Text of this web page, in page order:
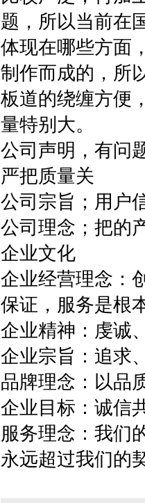
题，所以当前在
体现在哪些方面
制作而成的，所
板道的绕缠方便
量特别大。
公司声明，有问
严把质量关
公司宗旨；用户
公司理念；把的
企业文化
企业经营理念：
保证，服务是根
企业精神：虔诚
企业宗旨：追求
品牌理念：以品
企业目标：诚信
服务理念：我们
永远超过我们的